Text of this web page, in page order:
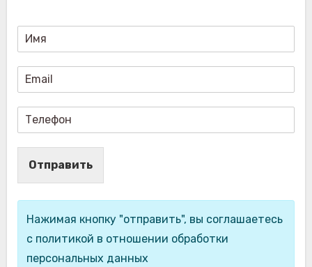
Отправить
Нажимая кнопку "отправить", вы соглашаетесь
с политикой в отношении обработки
персональных данных